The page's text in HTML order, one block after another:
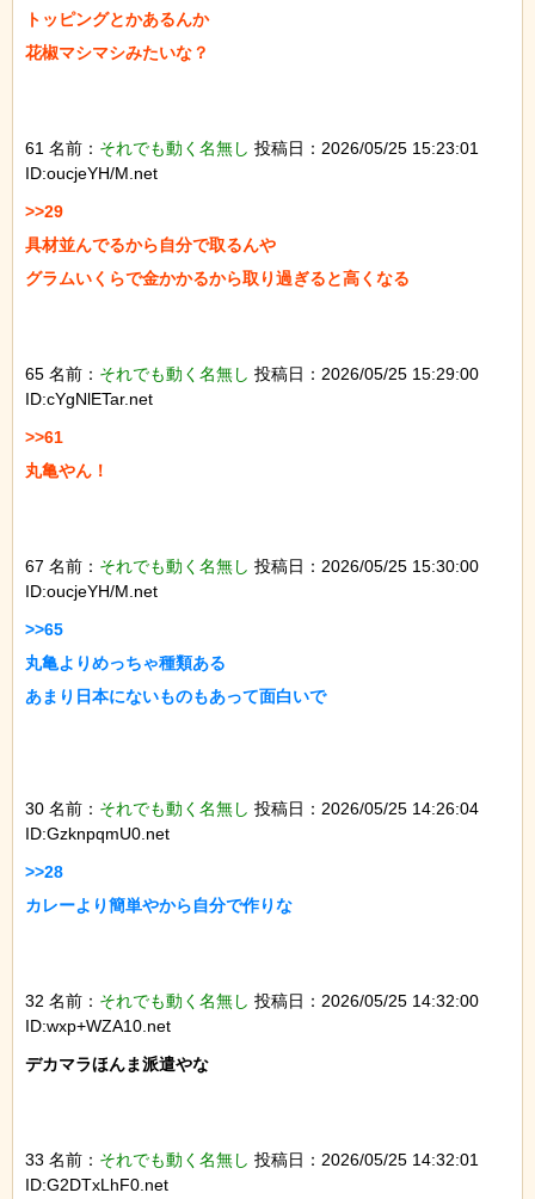
トッピングとかあるんか
花椒マシマシみたいな？
61 名前： それでも動く名無し 投稿日：2026/05/25 15:23:01
ID:oucjeYH/M.net
>>29
具材並んでるから自分で取るんや
グラムいくらで金かかるから取り過ぎると高くなる
65 名前： それでも動く名無し 投稿日：2026/05/25 15:29:00
ID:cYgNlETar.net
>>61
丸亀やん！
67 名前： それでも動く名無し 投稿日：2026/05/25 15:30:00
ID:oucjeYH/M.net
>>65
丸亀よりめっちゃ種類ある
あまり日本にないものもあって面白いで
30 名前： それでも動く名無し 投稿日：2026/05/25 14:26:04
ID:GzknpqmU0.net
>>28
カレーより簡単やから自分で作りな
32 名前： それでも動く名無し 投稿日：2026/05/25 14:32:00
ID:wxp+WZA10.net
デカマラほんま派遣やな
33 名前： それでも動く名無し 投稿日：2026/05/25 14:32:01
ID:G2DTxLhF0.net